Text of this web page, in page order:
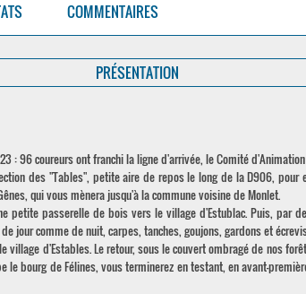
COMMENTAIRES
PRÉSENTATION
: 96 coureurs ont franchi la ligne d'arrivée, le Comité
des "Tables", petite aire de repos le long de la D906,
qui vous mènera jusqu'à la commune voisine de Monlet.
petite passerelle de bois vers le village d'Estublac. Puis, par
jour comme de nuit, carpes, tanches, goujons, gardons et
d'Estables. Le retour, sous le couvert ombragé de nos
le bourg de Félines, vous terminerez en testant, en avant-